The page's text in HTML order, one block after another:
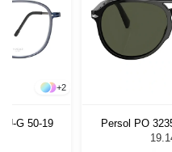
+2
G 50-19
Persol PO